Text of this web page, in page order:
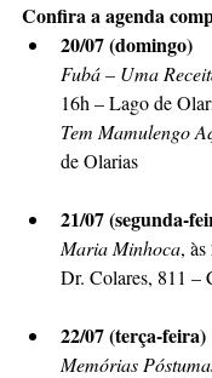
Confira a agenda
20/07 (domingo)
Fubá – Uma
16h – Lago de
Tem Mamulengo
de Olarias
21/07 (segunda-
Maria Minhoca,
Dr. Colares, 811 –
22/07 (terça-feira)
Memórias